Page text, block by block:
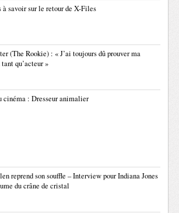
à savoir sur le retour de X-Files
(The Rookie) : « J’ai toujours dû prouver ma
qu’acteur »
cinéma : Dresseur animalier
reprend son souffle – Interview pour Indiana Jones
du crâne de cristal